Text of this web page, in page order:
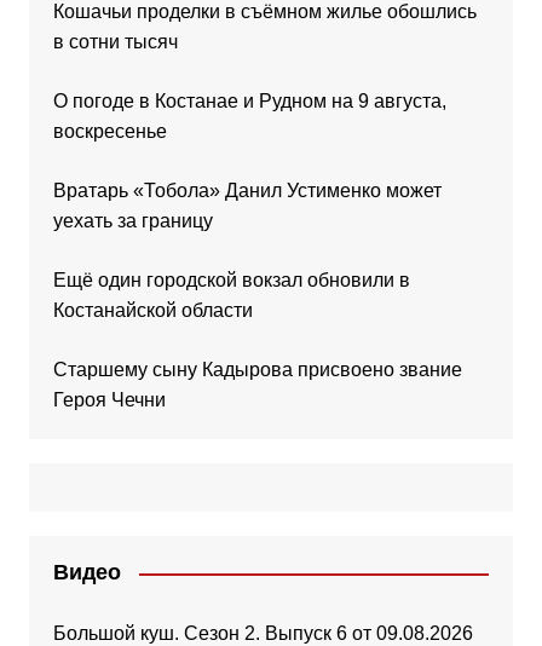
Кошачьи проделки в съёмном жилье обошлись
в сотни тысяч
О погоде в Костанае и Рудном на 9 августа,
воскресенье
Вратарь «Тобола» Данил Устименко может
уехать за границу
Ещё один городской вокзал обновили в
Костанайской области
Старшему сыну Кадырова присвоено звание
Героя Чечни
Видео
Большой куш. Сезон 2. Выпуск 6 от 09.08.2026